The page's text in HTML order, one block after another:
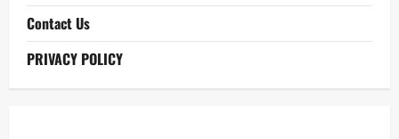
Contact Us
PRIVACY POLICY